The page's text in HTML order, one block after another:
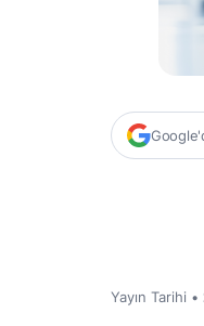
Yayın Tarihi •